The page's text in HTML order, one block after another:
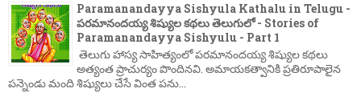
Paramanandayya Sishyula Kathalu in Telugu -
పరమానందయ్య శిష్యుల కథలు తెలుగులో - Stories of
Paramanandayya Sishyulu - Part 1
తెలుగు హాస్య సాహిత్యంలో పరమానందయ్య శిష్యుల కథలు
అత్యంత ప్రాచుర్యం పొందినవి. అమాయకత్వానికి ప్రతిరూపాలైన
పన్నెండు మంది శిష్యులు చేసే వింత పను...